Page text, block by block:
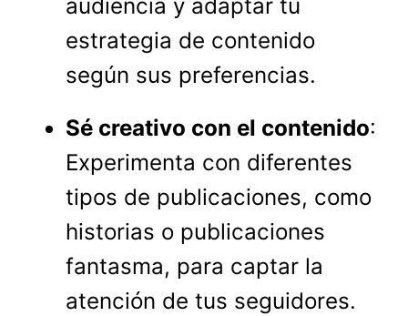
audiencia y adaptar tu
estrategia de contenido
según sus preferencias.
Sé creativo con el contenido:
Experimenta con diferentes
tipos de publicaciones, como
historias o publicaciones
fantasma, para captar la
atención de tus seguidores.